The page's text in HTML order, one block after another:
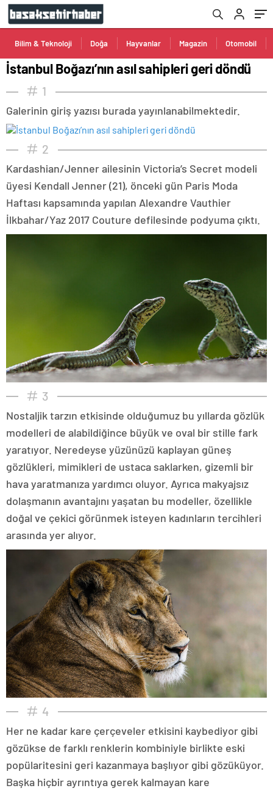
Bilim & Teknoloji Doğa Hayvanlar Magazin Otomobil
İstanbul Boğazı’nın asıl sahipleri geri döndü
1
Galerinin giriş yazısı burada yayınlanabilmektedir.
2
Kardashian/Jenner ailesinin Victoria’s Secret modeli
üyesi Kendall Jenner (21), önceki gün Paris Moda
Haftası kapsamında yapılan Alexandre Vauthier
İlkbahar/Yaz 2017 Couture defilesinde podyuma çıktı.
3
Nostaljik tarzın etkisinde olduğumuz bu yıllarda gözlük
modelleri de alabildiğince büyük ve oval bir stille fark
yaratıyor. Neredeyse yüzünüzü kaplayan güneş
gözlükleri, mimikleri de ustaca saklarken, gizemli bir
hava yaratmanıza yardımcı oluyor. Ayrıca makyajsız
dolaşmanın avantajını yaşatan bu modeller, özellikle
doğal ve çekici görünmek isteyen kadınların tercihleri
arasında yer alıyor.
4
Her ne kadar kare çerçeveler etkisini kaybediyor gibi
gözükse de farklı renklerin kombiniyle birlikte eski
popülaritesini geri kazanmaya başlıyor gibi gözüküyor.
Başka hiçbir ayrıntıya gerek kalmayan kare